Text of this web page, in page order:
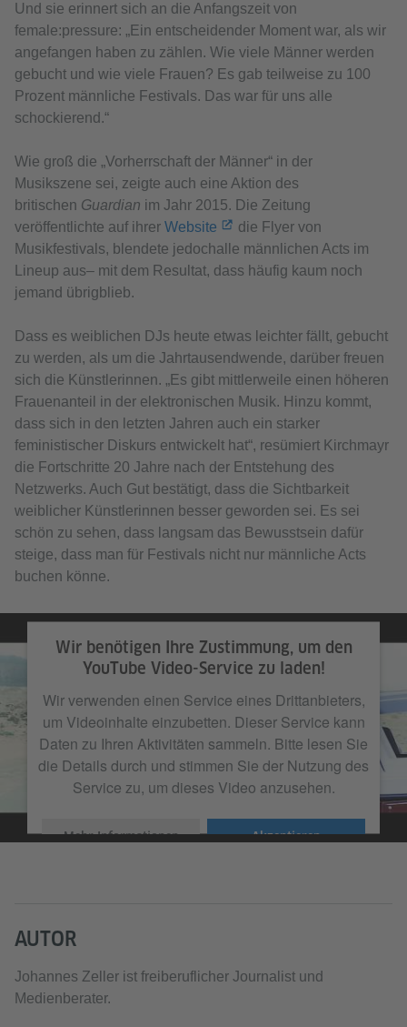
Und sie erinnert sich an die Anfangszeit von
female:pressure: „Ein entscheidender Moment war, als wir
angefangen haben zu zählen. Wie viele Männer werden
gebucht und wie viele Frauen? Es gab teilweise zu 100
Prozent männliche Festivals. Das war für uns alle
schockierend.“
Wie groß die „Vorherrschaft der Männer“ in der
Musikszene sei, zeigte auch eine Aktion des
britischen Guardian im Jahr 2015. Die Zeitung
veröffentlichte auf ihrer Website
die Flyer von
Musikfestivals, blendete jedochalle männlichen Acts im
Lineup aus– mit dem Resultat, dass häufig kaum noch
jemand übrigblieb.
Dass es weiblichen DJs heute etwas leichter fällt, gebucht
zu werden, als um die Jahrtausendwende, darüber freuen
sich die Künstlerinnen. „Es gibt mittlerweile einen höheren
Frauenanteil in der elektronischen Musik. Hinzu kommt,
dass sich in den letzten Jahren auch ein starker
feministischer Diskurs entwickelt hat“, resümiert Kirchmayr
die Fortschritte 20 Jahre nach der Entstehung des
Netzwerks. Auch Gut bestätigt, dass die Sichtbarkeit
weiblicher Künstlerinnen besser geworden sei. Es sei
schön zu sehen, dass langsam das Bewusstsein dafür
steige, dass man für Festivals nicht nur männliche Acts
buchen könne.
Wir benötigen Ihre Zustimmung, um den
YouTube Video-Service zu laden!
Wir verwenden einen Service eines Drittanbieters,
um Videoinhalte einzubetten. Dieser Service kann
Daten zu Ihren Aktivitäten sammeln. Bitte lesen Sie
die Details durch und stimmen Sie der Nutzung des
Service zu, um dieses Video anzusehen.
Mehr Informationen Akzeptieren
AUTOR
Johannes Zeller ist freiberuflicher Journalist und
Medienberater.